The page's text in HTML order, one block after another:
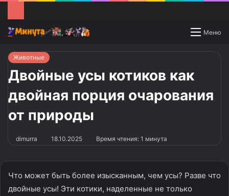
Меню
Switch
Животные
Двойные усы котиков как
двойная порция очарования
от природы
dimurra 18.10.2025 Время чтения: 1 минута
Что может быть более изысканным, чем усы? Разве что
двойные усы! Эти котики, наделенные не только